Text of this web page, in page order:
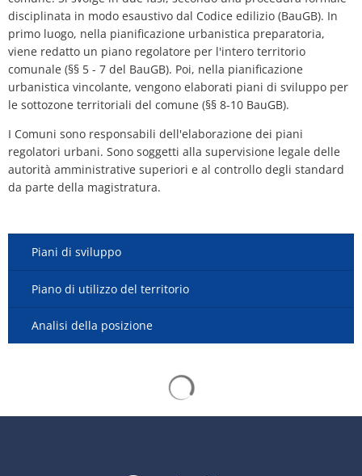
Piano d'azione sul rumore
Ambiente
Misure di ammodernamento/
Pianificazione termica comunale
Progetti
Contatto VG
Ottersheim
Ruessingen
Standenbühl
Weitersweiler
disciplinata in modo esaustivo dal Codice edilizio (BauGB). In
primo luogo, nella pianificazione urbanistica preparatoria,
viene redatto un piano regolatore per l'intero territorio
comunale (§§ 5 - 7 del BauGB). Poi, nella pianificazione
urbanistica vincolante, vengono elaborati piani di sviluppo per
le sottozone territoriali del comune (§§ 8-10 BauGB).
I Comuni sono responsabili dell'elaborazione dei piani
regolatori urbani. Sono soggetti alla supervisione legale delle
autorità amministrative superiori e al controllo degli standard
da parte della magistratura.
Piani di sviluppo
Piano di utilizzo del territorio
Analisi della posizione